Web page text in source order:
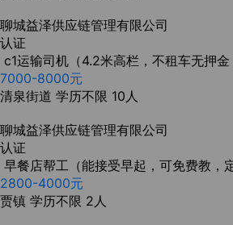
聊城益泽供应链管理有限公司
认证
c1运输司机（4.2米高栏，不租车无押金
7000-8000元
清泉街道 学历不限 10人
聊城益泽供应链管理有限公司
认证
早餐店帮工（能接受早起，可免费教，
2800-4000元
贾镇 学历不限 2人